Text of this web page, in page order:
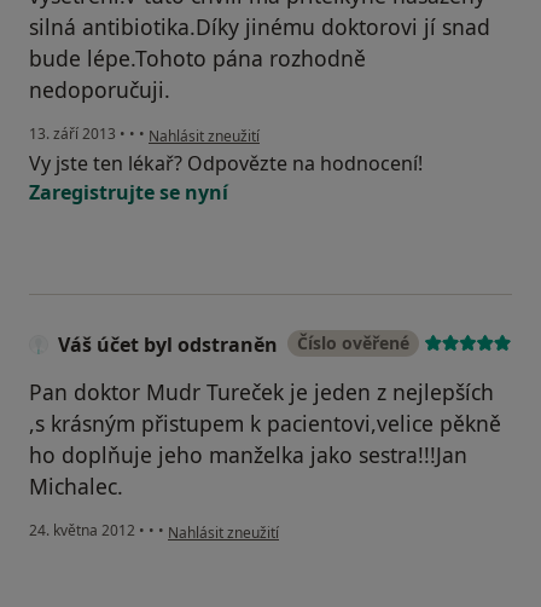
silná antibiotika.Díky jinému doktorovi jí snad
bude lépe.Tohoto pána rozhodně
nedoporučuji.
13. září 2013 • • • podle názoru uživatele Váš účet byl odstraněn
Nahlásit zneužití
Vy jste ten lékař? Odpovězte na hodnocení!
Zaregistrujte se nyní
Váš účet byl odstraněn Číslo ověřené
Pan doktor Mudr Tureček je jeden z nejlepších
,s krásným přistupem k pacientovi,velice pěkně
ho doplňuje jeho manželka jako sestra!!!Jan
Michalec.
24. května 2012 • • • podle názoru uživatele Váš účet byl odstraněn
Nahlásit zneužití